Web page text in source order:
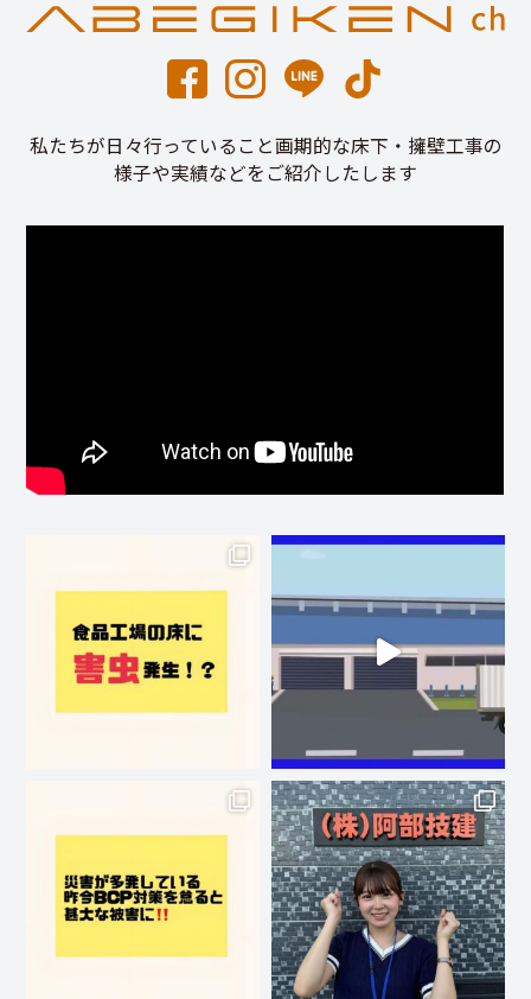
私たちが日々行っていること画期的な床下・擁壁工事の
様子や実績などをご紹介したします